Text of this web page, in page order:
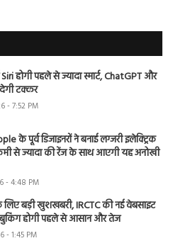
होगी पहले से ज्यादा स्मार्ट, ChatGPT और
टक्कर
- 7:52 PM
के पूर्व डिजाइनरों ने बनाई लग्जरी इलेक्ट्रिक
से ज्यादा की रेंज के साथ आएगी यह अनोखी
- 4:48 PM
लिए बड़ी खुशखबरी, IRCTC की नई वेबसाइट
होगी पहले से आसान और तेज
- 1:45 PM